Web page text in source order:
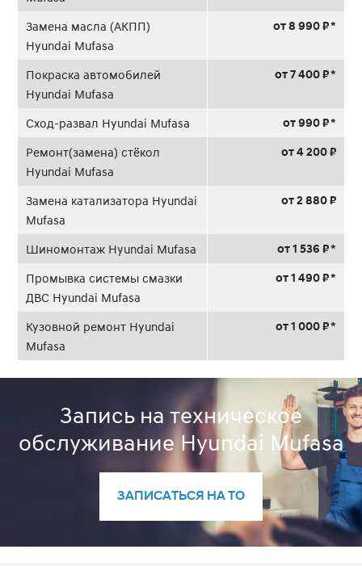
Замена масла (АКПП)
Hyundai Mufasa
от 8 990 ₽ *
Покраска автомобилей
Hyundai Mufasa
от 7 400 ₽ *
Сход-развал Hyundai Mufasa от 990 ₽ *
Ремонт(замена) стёкол
Hyundai Mufasa
от 4 200 ₽
Замена катализатора Hyundai
Mufasa
от 2 880 ₽
Шиномонтаж Hyundai Mufasa от 1 536 ₽ *
Промывка системы смазки
ДВС Hyundai Mufasa
от 1 490 ₽ *
Кузовной ремонт Hyundai
Mufasa
от 1 000 ₽ *
Запись на техническое
обслуживание Hyundai Mufasa
ЗАПИСАТЬСЯ НА ТО